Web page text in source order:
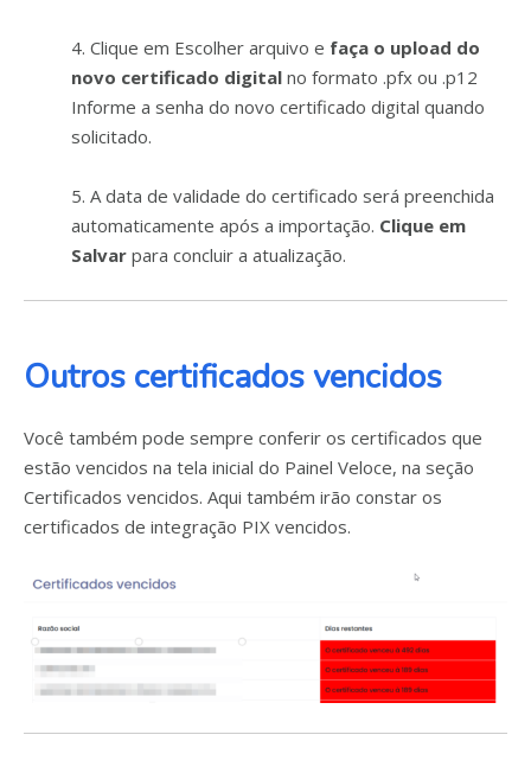
4. Clique em Escolher arquivo e faça o upload do
novo certificado digital no formato .pfx ou .p12
Informe a senha do novo certificado digital quando
solicitado.
5. A data de validade do certificado será preenchida
automaticamente após a importação. Clique em
Salvar para concluir a atualização.
Outros certificados vencidos
Você também pode sempre conferir os certificados que
estão vencidos na tela inicial do Painel Veloce, na seção
Certificados vencidos. Aqui também irão constar os
certificados de integração PIX vencidos.